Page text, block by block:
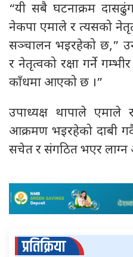
“यी सबै घटनाक्रम
नेकपा एमाले र त्यसको
सञ्चालन भइरहेको छ,”
र नेतृत्वको रक्षा गर्ने
काँधमा आएको छ ।”
उपाध्यक्ष थापाले एमाले र
आक्रमण भइरहेको दाबी
सचेत र संगठित भएर लाग्न
प्रतिक्रिया